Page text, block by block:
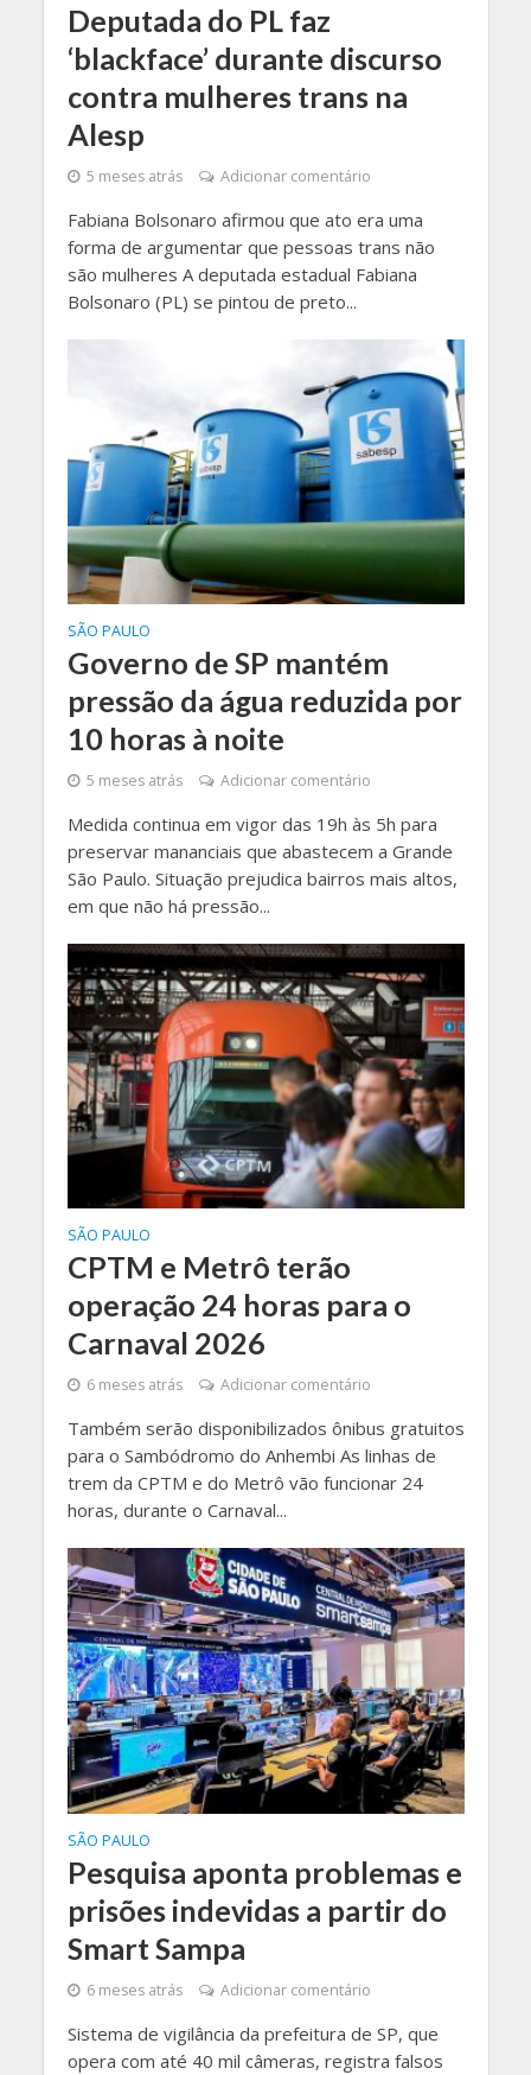
Deputada do PL faz
‘blackface’ durante discurso
contra mulheres trans na
Alesp
5 meses atrás Adicionar comentário
Fabiana Bolsonaro afirmou que ato era uma
forma de argumentar que pessoas trans não
são mulheres A deputada estadual Fabiana
Bolsonaro (PL) se pintou de preto...
SÃO PAULO
Governo de SP mantém
pressão da água reduzida por
10 horas à noite
5 meses atrás Adicionar comentário
Medida continua em vigor das 19h às 5h para
preservar mananciais que abastecem a Grande
São Paulo. Situação prejudica bairros mais altos,
em que não há pressão...
SÃO PAULO
CPTM e Metrô terão
operação 24 horas para o
Carnaval 2026
6 meses atrás Adicionar comentário
Também serão disponibilizados ônibus gratuitos
para o Sambódromo do Anhembi As linhas de
trem da CPTM e do Metrô vão funcionar 24
horas, durante o Carnaval...
SÃO PAULO
Pesquisa aponta problemas e
prisões indevidas a partir do
Smart Sampa
6 meses atrás Adicionar comentário
Sistema de vigilância da prefeitura de SP, que
opera com até 40 mil câmeras, registra falsos